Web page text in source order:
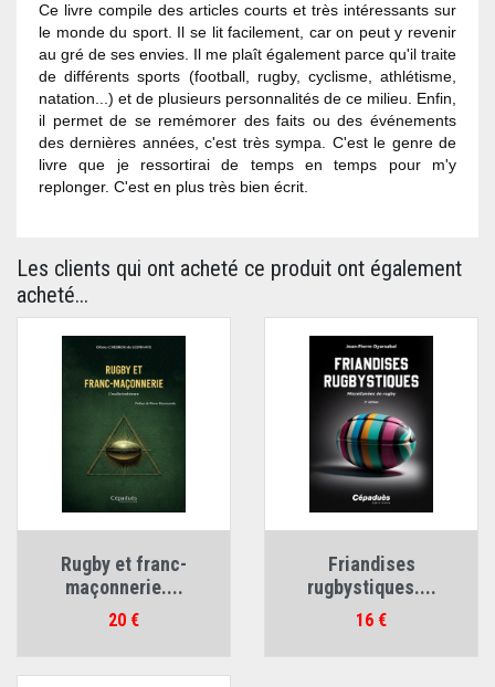
Ce livre compile des articles courts et très intéressants sur
le monde du sport. Il se lit facilement, car on peut y revenir
au gré de ses envies. Il me plaît également parce qu'il traite
de différents sports (football, rugby, cyclisme, athlétisme,
natation...) et de plusieurs personnalités de ce milieu. Enfin,
il permet de se remémorer des faits ou des événements
des dernières années, c'est très sympa. C'est le genre de
livre que je ressortirai de temps en temps pour m'y
replonger. C'est en plus très bien écrit.
Les clients qui ont acheté ce produit ont également
acheté...
Rugby et franc-
maçonnerie....
Prix
20 €
Friandises
rugbystiques....
Prix
16 €